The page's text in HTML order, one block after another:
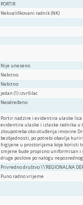
PORTIR
Nekvalifikovani radnik (NK)
Nije uneseno
Nebitno
Nebitno
jedan (1) izvršilac
Neodređeno
Portir nadzire i evidentira ulaske
evidentira ulaske i izlaske radnika u
zloupotreba oko otuđenja imovine
bezbjednosti, po potrebi obavlja
higijene u prostorijama koje koristi
smjene bude propisno uniformisan i
druge poslove po nalogu
Privredno društvo \'\'REGIONALNA
Puno radno vrijeme